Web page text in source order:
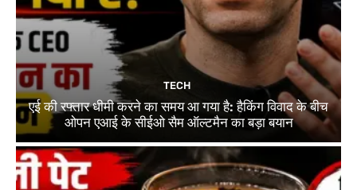
TECH
एई की रफ्तार धीमी करने का समय आ गया है: हैकिंग विवाद के बीच
ओपन एआई के सीईओ सैम ऑल्टमैन का बड़ा बयान